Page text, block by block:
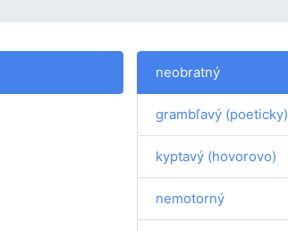
neobratný
grambľavý (poeticky)
kyptavý (hovorovo)
nemotorný